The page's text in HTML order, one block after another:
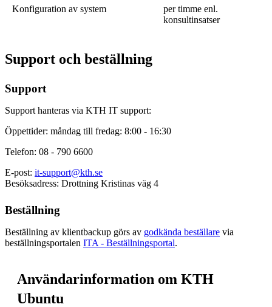
Konfiguration av system
per timme enl.
konsultinsatser
Support och beställning
Support
Support hanteras via KTH IT support:
Öppettider: måndag till fredag: 8:00 - 16:30
Telefon: 08 - 790 6600
E-post: it-support@kth.se
Besöksadress: Drottning Kristinas väg 4
Beställning
Beställning av klientbackup görs av godkända beställare via
beställningsportalen ITA - Beställningsportal.
Användarinformation om KTH
Ubuntu